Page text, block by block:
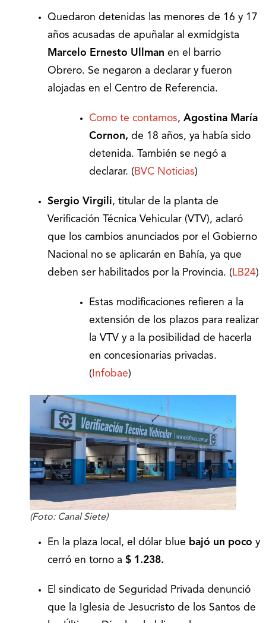
Quedaron detenidas las menores de 16 y 17
años acusadas de apuñalar al exmidgista
Marcelo Ernesto Ullman en el barrio
Obrero. Se negaron a declarar y fueron
alojadas en el Centro de Referencia.
Como te contamos, Agostina María
Cornon, de 18 años, ya había sido
detenida. También se negó a
declarar. (BVC Noticias)
Sergio Virgili, titular de la planta de
Verificación Técnica Vehicular (VTV), aclaró
que los cambios anunciados por el Gobierno
Nacional no se aplicarán en Bahía, ya que
deben ser habilitados por la Provincia. (LB24)
Estas modificaciones refieren a la
extensión de los plazos para realizar
la VTV y a la posibilidad de hacerla
en concesionarias privadas.
(Infobae)
(Foto: Canal Siete)
En la plaza local, el dólar blue bajó un poco y
cerró en torno a $ 1.238.
El sindicato de Seguridad Privada denunció
que la Iglesia de Jesucristo de los Santos de